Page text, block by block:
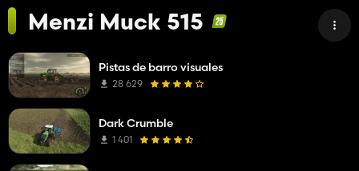
Menzi Muck 515
Pistas de barro visuales
28 629
Dark Crumble
1 401